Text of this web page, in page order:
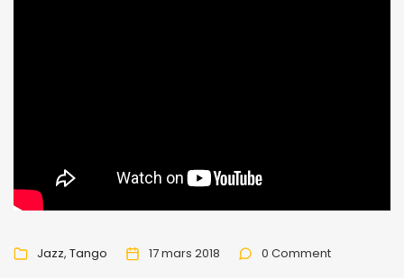
Jazz Tango 17 mars 2018 0 Comment